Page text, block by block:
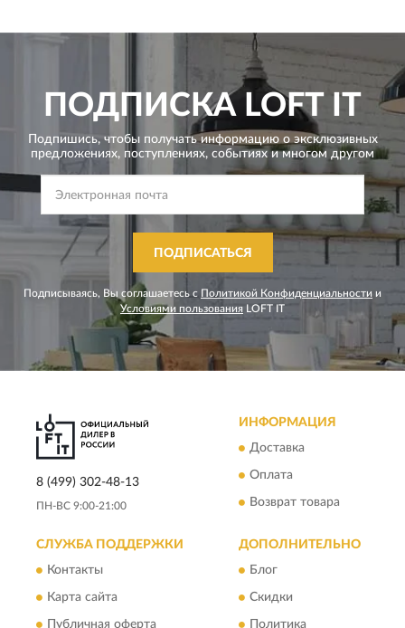
ПОДПИСКА LOFT IT
Подпишись, чтобы получать информацию о эксклюзивных
предложениях, поступлениях, событиях и многом другом
ПОДПИСАТЬСЯ
Подписываясь, Вы соглашаетесь с Политикой Конфиденциальности и
Условиями пользования LOFT IT
8 (499) 302-48-13
ПН-ВС 9:00-21:00
ИНФОРМАЦИЯ
Доставка
Оплата
Возврат товара
СЛУЖБА ПОДДЕРЖКИ
Контакты
Карта сайта
Публичная оферта
ДОПОЛНИТЕЛЬНО
Блог
Скидки
Политика